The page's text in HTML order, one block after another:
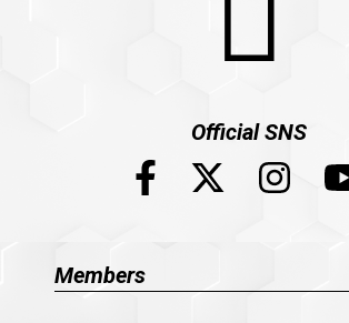
Official SNS
Members